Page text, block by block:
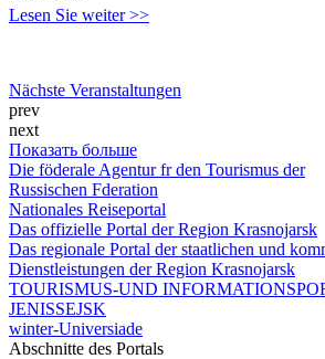
Lesen Sie weiter >>
Nächste Veranstaltungen
prev
next
Показать больше
Die föderale Agentur fr den Tourismus der
Russischen Fderation
Nationales Reiseportal
Das offizielle Portal der Region Krasnojarsk
Das regionale Portal der staatlichen und
Dienstleistungen der Region Krasnojarsk
TOURISMUS-UND
JENISSEJSK
winter-Universiade
Abschnitte des Portals